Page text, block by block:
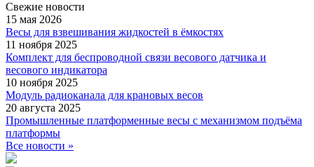
Свежие новости
15 мая 2026
Весы для взвешивания жидкостей в ёмкостях
11 ноября 2025
Комплект для беспроводной связи весового датчика и
весового индикатора
10 ноября 2025
Модуль радиоканала для крановых весов
20 августа 2025
Промышленные платформенные весы с механизмом подъёма
платформы
Все новости »